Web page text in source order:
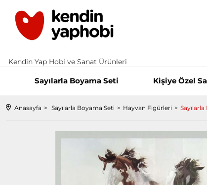
Kendin Yap Hobi ve Sanat Ürünleri
Sayılarla Boyama Seti Kişiye Özel
Anasayfa Sayılarla Boyama Seti Hayvan Figürleri